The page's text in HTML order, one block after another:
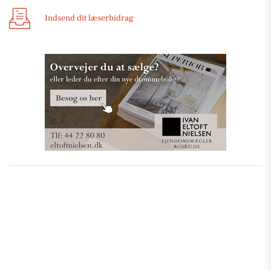
Indsend dit læserbidrag